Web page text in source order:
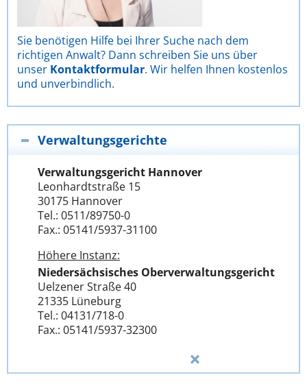
Sie benötigen Hilfe bei Ihrer Suche nach dem
richtigen Anwalt? Dann schreiben Sie uns über
unser Kontaktformular. Wir helfen Ihnen kostenlos
und unverbindlich.
Verwaltungsgerichte
Verwaltungsgericht Hannover
Leonhardtstraße 15
30175 Hannover
Tel.: 0511/89750-0
Fax.: 05141/5937-31100
Höhere Instanz:
Niedersächsisches Oberverwaltungsgericht
Uelzener Straße 40
21335 Lüneburg
Tel.: 04131/718-0
Fax.: 05141/5937-32300